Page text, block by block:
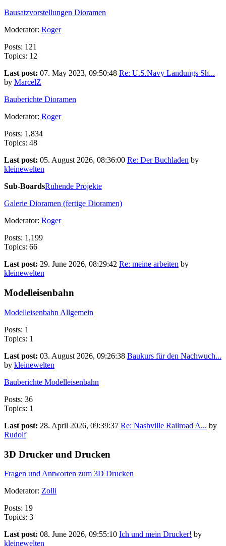
Bausatzvorstellungen Dioramen
Moderator: Roger
Posts: 121
Topics: 12
Last post: 07. May 2023, 09:50:48 Re: U.S.Navy Landungs Sh...
by MarcelZ
Bauberichte Dioramen
Moderator: Roger
Posts: 1,834
Topics: 48
Last post: 05. August 2026, 08:36:00 Re: Der Buchladen by
kleinewelten
Sub-BoardsRuhende Projekte
Galerie Dioramen (fertige Dioramen)
Moderator: Roger
Posts: 1,199
Topics: 66
Last post: 29. June 2026, 08:29:42 Re: meine arbeiten by
kleinewelten
Modelleisenbahn
Modelleisenbahn Allgemein
Posts: 1
Topics: 1
Last post: 03. August 2026, 09:26:38 Baukurs für den Nachwuch...
by kleinewelten
Bauberichte Modelleisenbahn
Posts: 36
Topics: 1
Last post: 28. April 2026, 09:39:37 Re: Nashville Railroad A... by
Rudolf
3D Drucker und Drucken
Fragen und Antworten zum 3D Drucken
Moderator: Zolli
Posts: 19
Topics: 3
Last post: 08. June 2026, 09:55:10 Ich und mein Drucker! by
kleinewelten